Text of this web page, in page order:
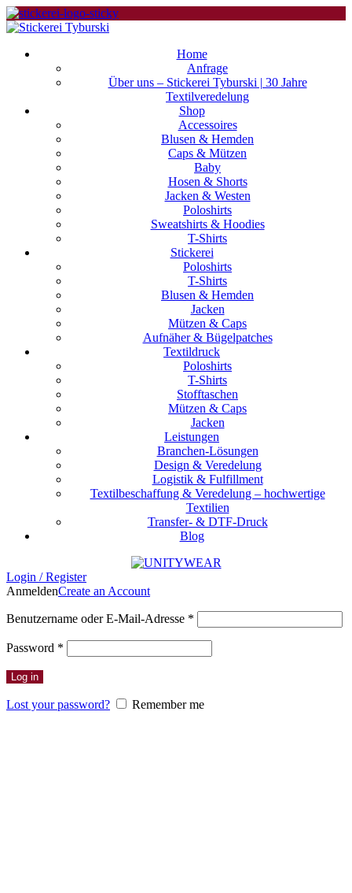
Home
Anfrage
Über uns – Stickerei Tyburski | 30 Jahre
Textilveredelung
Shop
Accessoires
Blusen & Hemden
Caps & Mützen
Baby
Hosen & Shorts
Jacken & Westen
Poloshirts
Sweatshirts & Hoodies
T-Shirts
Stickerei
Poloshirts
T-Shirts
Blusen & Hemden
Jacken
Mützen & Caps
Aufnäher & Bügelpatches
Textildruck
Poloshirts
T-Shirts
Stofftaschen
Mützen & Caps
Jacken
Leistungen
Branchen-Lösungen
Design & Veredelung
Logistik & Fulfillment
Textilbeschaffung & Veredelung – hochwertige
Textilien
Transfer- & DTF-Druck
Blog
Login / Register
AnmeldenCreate an Account
Benutzername oder E-Mail-Adresse *
Password *
Log in
Lost your password? Remember me